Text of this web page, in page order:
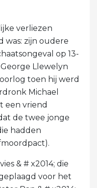
verliezen
was: zijn oudere
op 13-
Llewelyn
toen hij werd
Michael
een vriend
de twee jonge
hadden
& # x2014; die
voor het